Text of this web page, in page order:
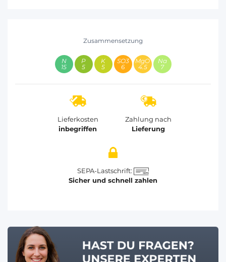
Zusammensetzung
15 5 5 6 4.5 7
Lieferkosten
inbegriffen
Zahlung nach
Lieferung
SEPA-Lastschrift:
Sicher und schnell zahlen